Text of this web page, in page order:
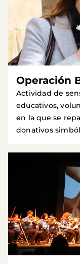
Operación
Actividad de
educativos,
en la que se
donativos